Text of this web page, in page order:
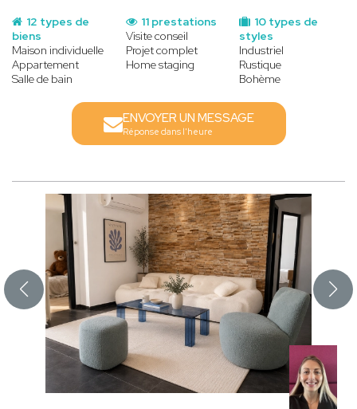
12 types de
biens
Maison individuelle
Appartement
Salle de bain
10 types de
styles
Industriel
Rustique
Bohème
11 prestations
Visite conseil
Projet complet
Home staging
ENVOYER UN MESSAGE
Réponse dans l'heure